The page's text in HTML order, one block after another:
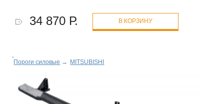
34 870 Р. В КОРЗИНУ
Пороги силовые → MITSUBISHI